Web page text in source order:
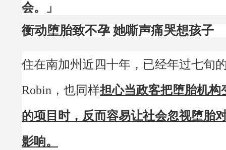
会。」
衝动堕胎致不孕 她嘶声痛哭想孩子
住在南加州近四十年，已经年过七旬
Robin，也同样担心当政客把堕胎机构
的项目时，反而容易让社会忽视堕胎
影响。